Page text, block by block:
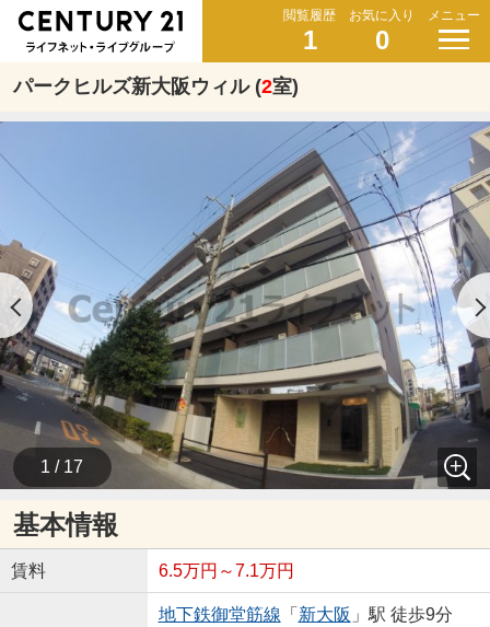
閲覧履歴
1
お気に入り
0
メニュー
パークヒルズ新大阪ウィル (2室)
1 / 17
基本情報
賃料 6.5万円～7.1万円
地下鉄御堂筋線 「 新大阪 」駅 徒歩9分